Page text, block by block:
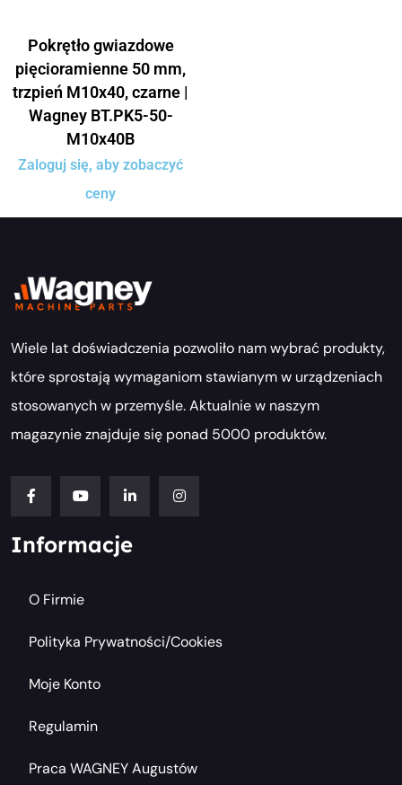
Pokrętło gwiazdowe
pięcioramienne 50 mm,
trzpień M10x40, czarne |
Wagney BT.PK5-50-
M10x40B
Zaloguj się, aby zobaczyć
ceny
Wiele lat doświadczenia pozwoliło nam wybrać produkty,
które sprostają wymaganiom stawianym w urządzeniach
stosowanych w przemyśle. Aktualnie w naszym
magazynie znajduje się ponad 5000 produktów.
Informacje
O Firmie
Polityka Prywatności/cookies
Moje Konto
Regulamin
Praca WAGNEY Augustów